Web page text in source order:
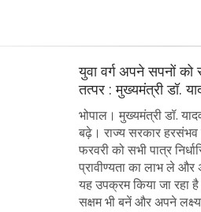
युवा वर्ग अपने सपनों
तत्पर : मुख्यमंत्री डॉ.
भोपाल। मुख्यमंत्री डॉ.
बढ़े। राज्य सरकार
फरवरी को सभी पात्र
प्रावीण्यता का लाभ ले और
यह उपक्रम किया जा रहा
सक्षम भी बनें और अपने